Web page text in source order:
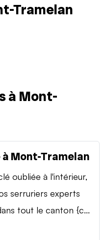
Tramelan
à Mont-
Mont-Tramelan
oubliée à l'intérieur,
serruriers experts
tout le canton {c...